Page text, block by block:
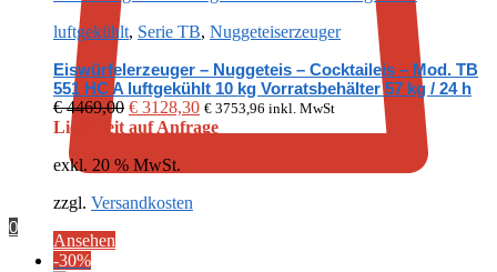
0
luftgekühlt, Serie TB, Nuggeteiserzeuger
Eiswürfelerzeuger – Nuggeteis – Cocktaileis – Mod. TB
551 HC A luftgekühlt 10 kg Vorratsbehälter 57 kg / 24 h
€4469,00 Ursprünglicher
Preis
€ 4469,00
€ 3128,30Aktueller
Preis
€ 3753,96 inkl. MwSt
Lieferzeit auf Anfrage
exkl. 20 % MwSt.
zzgl. Versandkosten
Ansehen
-30%